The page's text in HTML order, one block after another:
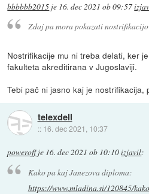
bbbbbb2015 je 16. dec 2021 ob 09:57
Zdaj pa mora pokazati
Nostrifikacije mu ni treba delati, ker
fakulteta akreditirana v Jugoslaviji.
Tebi pač ni jasno kaj je nostrifikacija,
telexdell
:: 16. dec 2021, 10:37
poweroffje 16. dec 2021 ob 10:10izjavil:
Kako pa kaj Janezova diploma:
https://www.mladina.si/120845/